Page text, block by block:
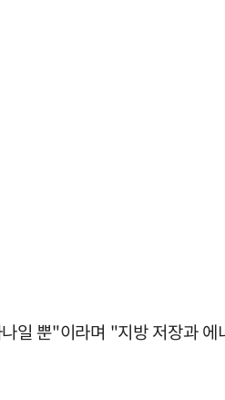
일 뿐"이라며 "지방 저장과